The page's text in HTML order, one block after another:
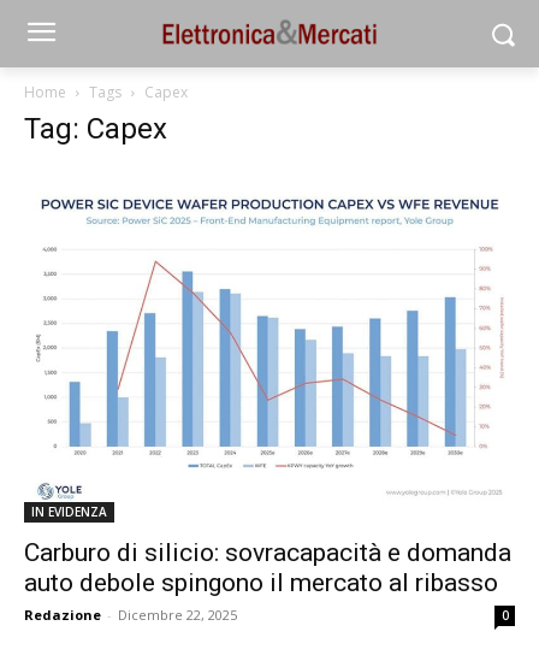
Home Tags Capex
Tag: Capex
IN EVIDENZA
Carburo di silicio: sovracapacità e domanda
auto debole spingono il mercato al ribasso
Redazione - Dicembre 22, 2025 0